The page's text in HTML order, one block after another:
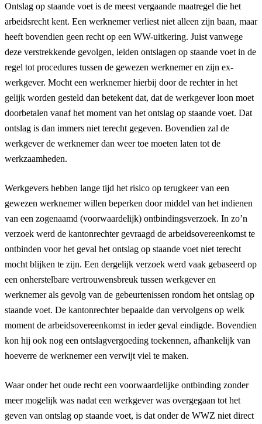
Ontslag op staande voet is de meest vergaande maatregel die het
arbeidsrecht kent. Een werknemer verliest niet alleen zijn baan, maar
heeft bovendien geen recht op een WW-uitkering. Juist vanwege
deze verstrekkende gevolgen, leiden ontslagen op staande voet in de
regel tot procedures tussen de gewezen werknemer en zijn ex-
werkgever. Mocht een werknemer hierbij door de rechter in het
gelijk worden gesteld dan betekent dat, dat de werkgever loon moet
doorbetalen vanaf het moment van het ontslag op staande voet. Dat
ontslag is dan immers niet terecht gegeven. Bovendien zal de
werkgever de werknemer dan weer toe moeten laten tot de
werkzaamheden.
Werkgevers hebben lange tijd het risico op terugkeer van een
gewezen werknemer willen beperken door middel van het indienen
van een zogenaamd (voorwaardelijk) ontbindingsverzoek. In zo’n
verzoek werd de kantonrechter gevraagd de arbeidsovereenkomst te
ontbinden voor het geval het ontslag op staande voet niet terecht
mocht blijken te zijn. Een dergelijk verzoek werd vaak gebaseerd op
een onherstelbare vertrouwensbreuk tussen werkgever en
werknemer als gevolg van de gebeurtenissen rondom het ontslag op
staande voet. De kantonrechter bepaalde dan vervolgens op welk
moment de arbeidsovereenkomst in ieder geval eindigde. Bovendien
kon hij ook nog een ontslagvergoeding toekennen, afhankelijk van
hoeverre de werknemer een verwijt viel te maken.
Waar onder het oude recht een voorwaardelijke ontbinding zonder
meer mogelijk was nadat een werkgever was overgegaan tot het
geven van ontslag op staande voet, is dat onder de WWZ niet direct